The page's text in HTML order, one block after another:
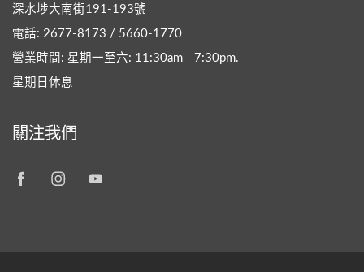
深水埗大南街191-193號
電話: 2677-8173 / 5660-1770
營業時間: 星期一至六: 11:30am - 7:30pm​.
星期日休息
關注我們